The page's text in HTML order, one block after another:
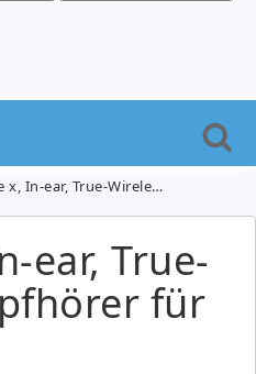
True-Wireless-Kopfhörer für 70,99€
ear, True-
für